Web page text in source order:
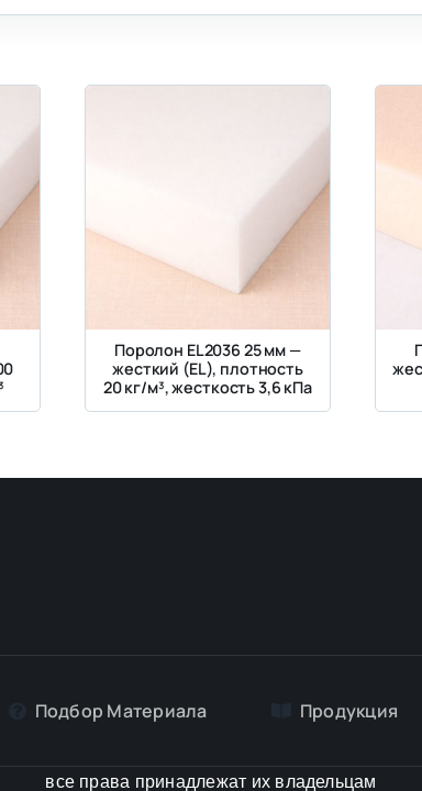
Поролон EL2036 25 мм —
жесткий (EL), плотность
20 кг/м³, жесткость 3,6 кПа
Подбор Материалa Продукция
все права принадлежат их владельцам